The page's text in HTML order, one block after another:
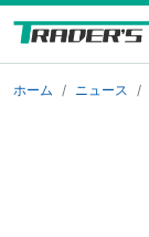
ホーム ニュース